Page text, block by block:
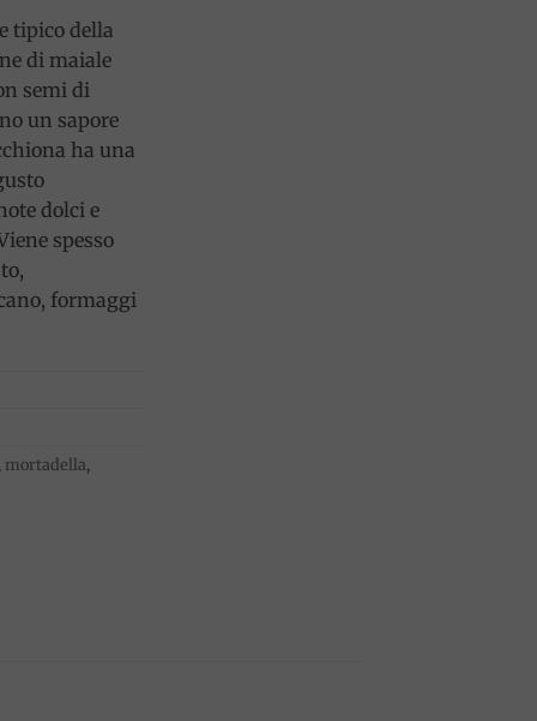
tipico della
di maiale
semi di
un sapore
ha una
dolci e
spesso
formaggi
mortadella,